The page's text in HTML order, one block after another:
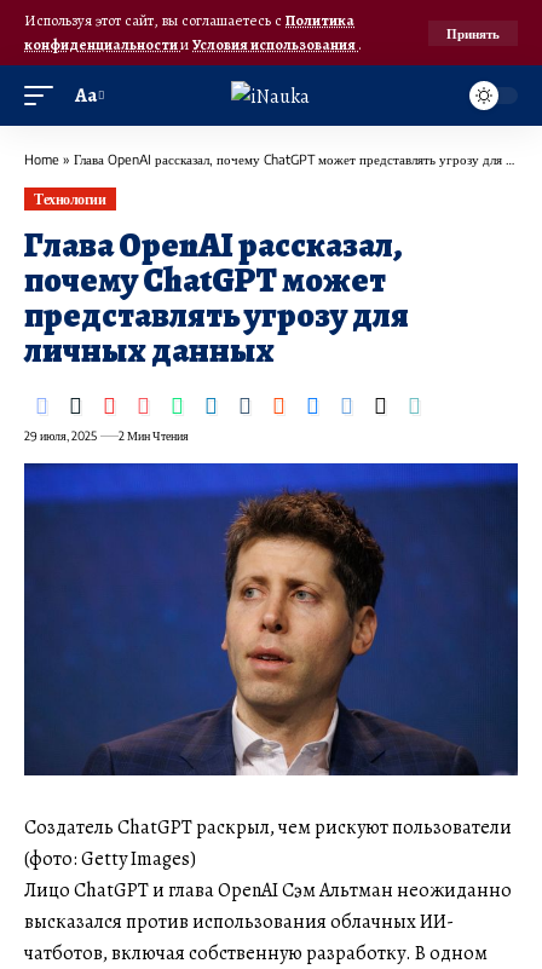
Используя этот сайт, вы соглашаетесь с Политика
конфиденциальностииУсловия использования.
Принять
Аа
Home » Глава OpenAI рассказал, почему ChatGPT может представлять угрозу для личных данных
Технологии
Глава OpenAI рассказал,
почему ChatGPT может
представлять угрозу для
личных данных
29 июля, 2025 2 Мин Чтения
Создатель ChatGPT раскрыл, чем рискуют пользователи
(фото: Getty Images)
Лицо ChatGPT и глава OpenAI Сэм Альтман неожиданно
высказался против использования облачных ИИ-
чатботов, включая собственную разработку. В одном